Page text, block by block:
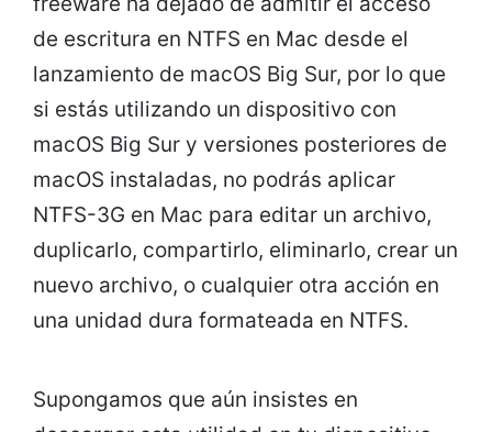
de escritura en NTFS en Mac desde el
lanzamiento de macOS Big Sur, por lo que
si estás utilizando un dispositivo con
macOS Big Sur y versiones posteriores de
macOS instaladas, no podrás aplicar
NTFS-3G en Mac para editar un archivo,
duplicarlo, compartirlo, eliminarlo, crear un
nuevo archivo, o cualquier otra acción en
una unidad dura formateada en NTFS.
Supongamos que aún insistes en